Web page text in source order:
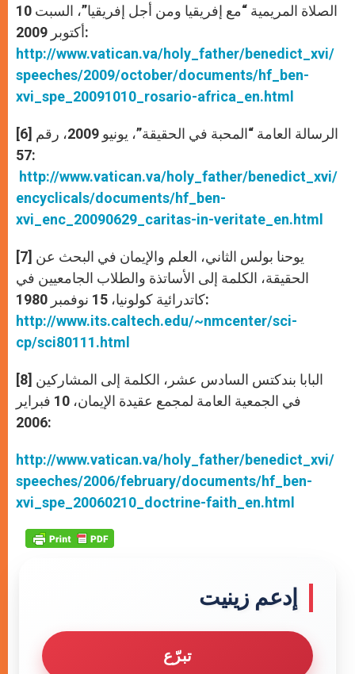
الصلاة المريمية “مع إفريقيا ومن أجل إفريقيا”، السبت 10
أكتوبر 2009:
http://www.vatican.va/holy_father/benedict_xvi/
speeches/2009/october/documents/hf_ben-
xvi_spe_20091010_rosario-africa_en.html
[6] الرسالة العامة “المحبة في الحقيقة”، يونيو 2009، رقم
57:
http://www.vatican.va/holy_father/benedict_xvi/
encyclicals/documents/hf_ben-
xvi_enc_20090629_caritas-in-veritate_en.html
[7] يوحنا بولس الثاني، العلم والإيمان في البحث عن
الحقيقة، الكلمة إلى الأساتذة والطلاب الجامعيين في
كاتدرائية كولونيا، 15 نوفمبر 1980:
http://www.its.caltech.edu/~nmcenter/sci-
cp/sci80111.html
[8] البابا بندكتس السادس عشر، الكلمة إلى المشاركين
في الجمعية العامة لمجمع عقيدة الإيمان، 10 فبراير
2006:
http://www.vatican.va/holy_father/benedict_xvi/
speeches/2006/february/documents/hf_ben-
xvi_spe_20060210_doctrine-faith_en.html
إدعم زينيت
تبرّع